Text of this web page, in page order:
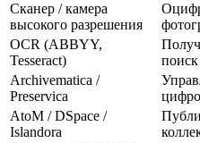
Сканер / камера
высокого разрешения
OCR (ABBYY,
Tesseract)
Archivematica /
Preservica
AtoM / DSpace /
Islandora